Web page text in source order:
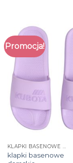
Promocja!
KLAPKI BASENOWE DAMSKIE
klapki basenowe